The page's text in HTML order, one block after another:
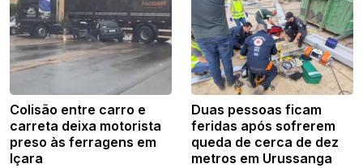
Colisão entre carro e
carreta deixa motorista
preso às ferragens em
Içara
Duas pessoas ficam
feridas após sofrerem
queda de cerca de dez
metros em Urussanga